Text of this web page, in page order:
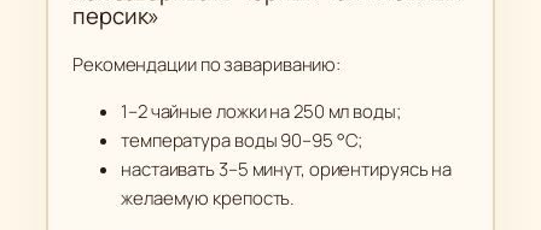
персик»
Рекомендации по завариванию:
1–2 чайные ложки на 250 мл воды;
температура воды 90–95 °C;
настаивать 3–5 минут, ориентируясь на
желаемую крепость.